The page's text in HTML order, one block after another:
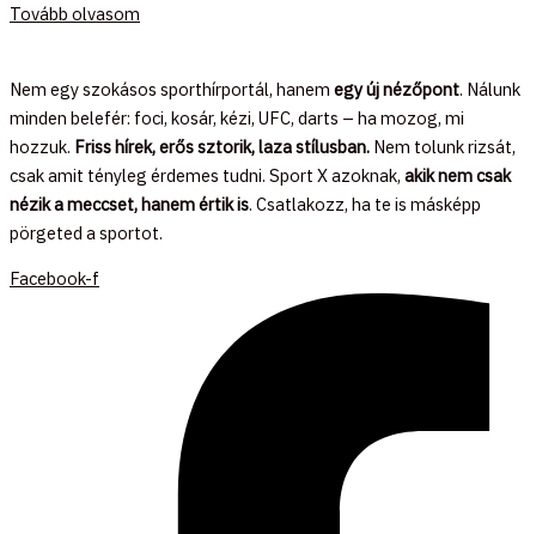
Tovább olvasom
Nem egy szokásos sporthírportál, hanem egy új nézőpont. Nálunk
minden belefér: foci, kosár, kézi, UFC, darts – ha mozog, mi
hozzuk. Friss hírek, erős sztorik, laza stílusban. Nem tolunk rizsát,
csak amit tényleg érdemes tudni. Sport X azoknak, akik nem csak
nézik a meccset, hanem értik is. Csatlakozz, ha te is másképp
pörgeted a sportot.
Facebook-f